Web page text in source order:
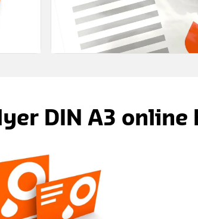
DIN A3 online